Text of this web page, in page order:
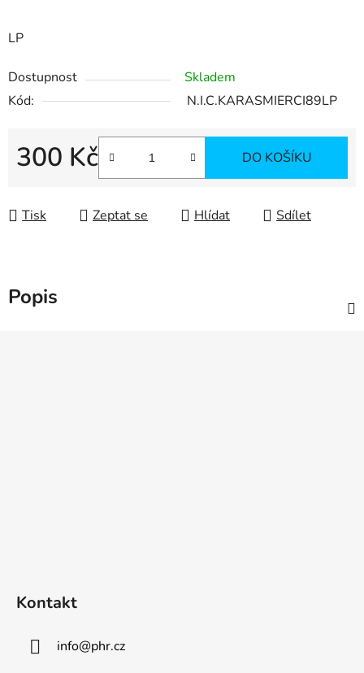
LP
Dostupnost
Skladem
Kód:
N.I.C.KARASMIERCI89LP
300 Kč DO KOŠÍKU
Tisk Zeptat se Hlídat Sdílet
Popis
Kontakt
info@phr.cz